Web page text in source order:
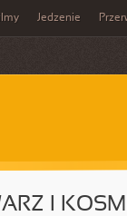
Jedzenie
I